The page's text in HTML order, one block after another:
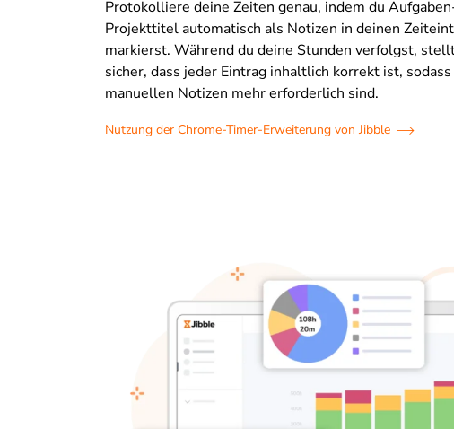
Protokolliere deine Zeiten genau, indem du
Projekttitel automatisch als Notizen in deinen
markierst. Während du deine Stunden verfolgst,
sicher, dass jeder Eintrag inhaltlich korrekt ist,
manuellen Notizen mehr erforderlich sind.
Nutzung der Chrome-Timer-Erweiterung von Jibble